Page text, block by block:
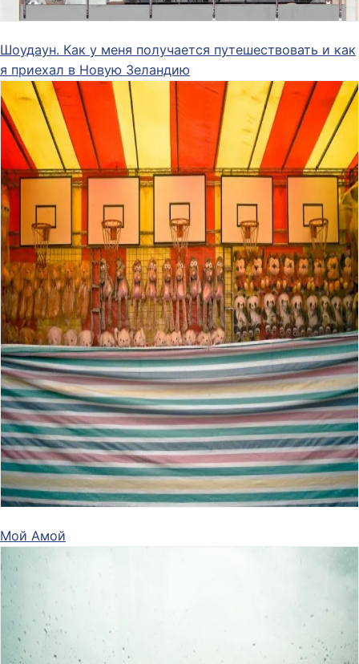
Шоудаун. Как у меня получается путешествовать и как
я приехал в Новую Зеландию
Мой Амой